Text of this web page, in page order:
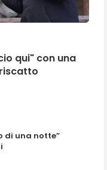
qui" con una
di una notte”